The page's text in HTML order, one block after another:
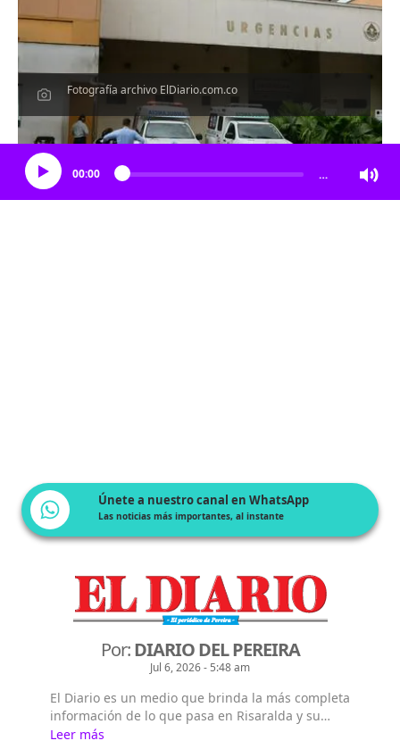
Fotografía archivo ElDiario.com.co
Escucha el artículo
00:00 …
Únete a nuestro canal en WhatsApp
Las noticias más importantes, al instante
Por:DIARIO DEL PEREIRA
Jul 6, 2026 - 5:48 am
El Diario es un medio que brinda la más completa
información de lo que pasa en Risaralda y su
capital Pereira, así como en Colombia y el mundo.
Leer más